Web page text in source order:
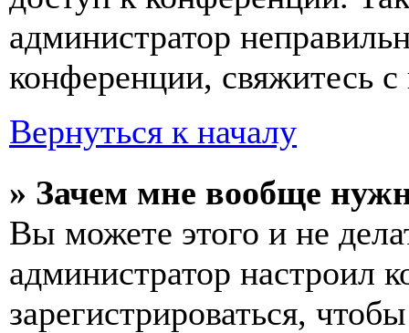
администратор
конференции, свяжитесь
Вернуться к началу
» Зачем мне вообще
Вы можете этого и не
администратор
зарегистрироваться,